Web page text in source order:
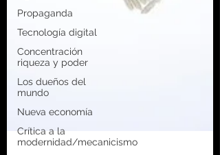
Propaganda
Tecnología digital
Concentración
riqueza y poder
Los dueños del
mundo
Nueva economía
Crítica a la
modernidad/mecanicismo